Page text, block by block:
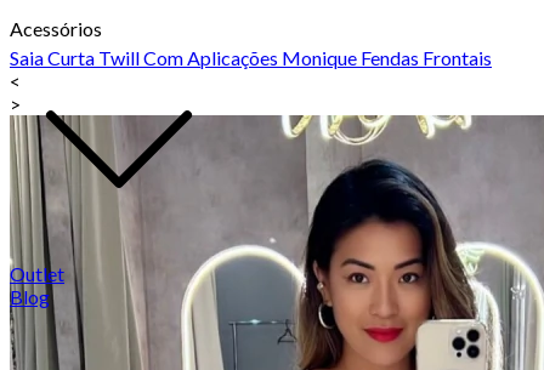
Acessórios
Outlet
Blog
Saia Curta Twill Com Aplicações Monique Fendas Frontais
<
>